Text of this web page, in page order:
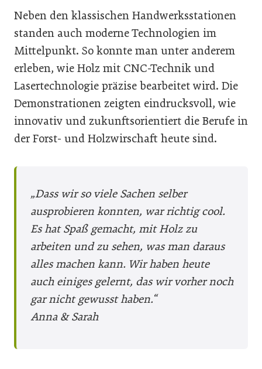
Neben den klassischen Handwerksstationen
standen auch moderne Technologien im
Mittelpunkt. So konnte man unter anderem
erleben, wie Holz mit CNC-Technik und
Lasertechnologie präzise bearbeitet wird. Die
Demonstrationen zeigten eindrucksvoll, wie
innovativ und zukunftsorientiert die Berufe in
der Forst- und Holzwirschaft heute sind.
„Dass wir so viele Sachen selber
ausprobieren konnten, war richtig cool.
Es hat Spaß gemacht, mit Holz zu
arbeiten und zu sehen, was man daraus
alles machen kann. Wir haben heute
auch einiges gelernt, das wir vorher noch
gar nicht gewusst haben.“
Anna & Sarah